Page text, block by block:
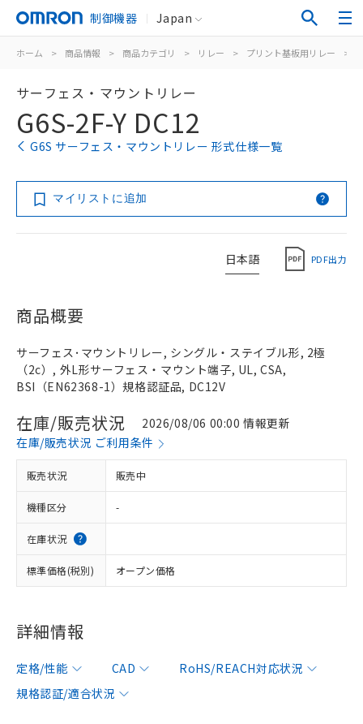
制御機器 Japan
ホーム > 商品情報 > 商品カテゴリ > リレー > プリント基板用リレー >
サーフェス・マウントリレー
G6S-2F-Y DC12
G6S サーフェス・マウントリレー 形式仕様一覧
マイリストに追加
日本語 PDF出力
商品概要
サーフェス･マウントリレー, シングル・ステイブル形, 2極
（2c）, 外L形サーフェス・マウント端子, UL, CSA,
BSI（EN62368-1）規格認証品, DC12V
在庫/販売状況
2026/08/06 00:00 情報更新
在庫/販売状況 ご利用条件
販売状況 販売中
機種区分 -
在庫状況
標準価格(税別) オープン価格
詳細情報
定格/性能 CAD
RoHS/REACH対応状況
規格認証/適合状況